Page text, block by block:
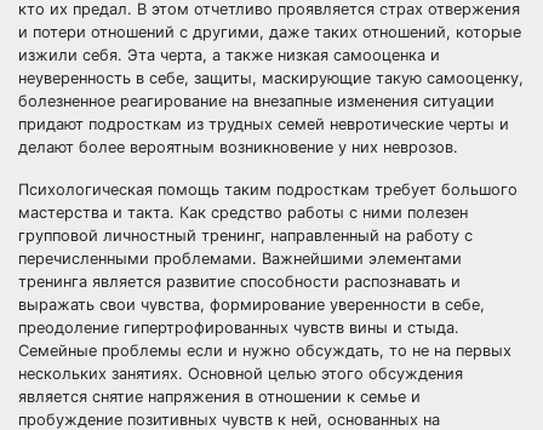
кто их предал. В этом отчетливо проявляется страх отвержения
и потери отношений с другими, даже таких отношений, которые
изжили себя. Эта черта, а также низкая самооценка и
неуверенность в себе, защиты, маскирующие такую самооценку,
болезненное реагирование на внезапные изменения ситуации
придают подросткам из трудных семей невротические черты и
делают более вероятным возникновение у них неврозов.
Психологическая помощь таким подросткам требует большого
мастерства и такта. Как средство работы с ними полезен
групповой личностный тренинг, направленный на работу с
перечисленными проблемами. Важнейшими элементами
тренинга является развитие способности распознавать и
выражать свои чувства, формирование уверенности в себе,
преодоление гипертрофированных чувств вины и стыда.
Семейные проблемы если и нужно обсуждать, то не на первых
нескольких занятиях. Основной целью этого обсуждения
является снятие напряжения в отношении к семье и
пробуждение позитивных чувств к ней, основанных на